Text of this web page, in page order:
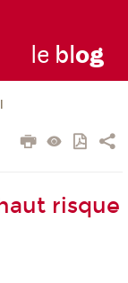
le blog
risque